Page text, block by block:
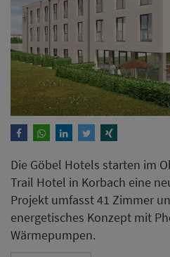
Die Göbel Hotels starten im
Trail Hotel in Korbach eine
Projekt umfasst 41 Zimmer
energetisches Konzept mit
Wärmepumpen.